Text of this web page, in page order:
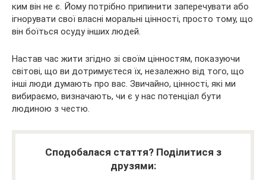
ким він не є. Йому потрібно припинити заперечувати або
ігнорувати свої власні моральні цінності, просто тому, що
він боїться осуду інших людей.
Настав час жити згідно зі своїм цінностям, показуючи
світові, що ви дотримуєтеся їх, незалежно від того, що
інші люди думають про вас. Звичайно, цінності, які ми
вибираємо, визначають, чи є у нас потенціал бути
людиною з честю.
Сподобалася стаття? Поділитися з
друзями: